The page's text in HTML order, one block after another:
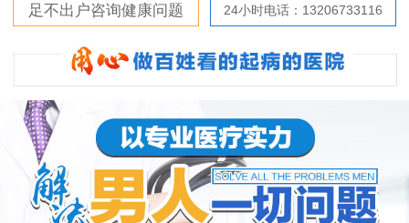
足不出户咨询健康问题 24小时电话：13206733116